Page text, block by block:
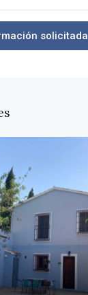
solicitada